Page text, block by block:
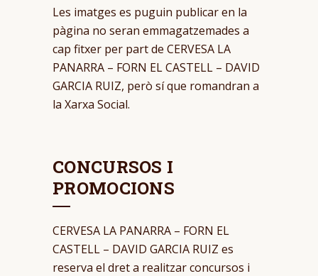
Les imatges es puguin publicar en la
pàgina no seran emmagatzemades a
cap fitxer per part de CERVESA LA
PANARRA – FORN EL CASTELL – DAVID
GARCIA RUIZ, però sí que romandran a
la Xarxa Social.
CONCURSOS I
PROMOCIONS
CERVESA LA PANARRA – FORN EL
CASTELL – DAVID GARCIA RUIZ es
reserva el dret a realitzar concursos i